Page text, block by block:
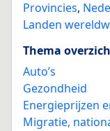
Provincies,
Landen
Thema
Auto’s
Gezondheid
Energieprijzen
Migratie,